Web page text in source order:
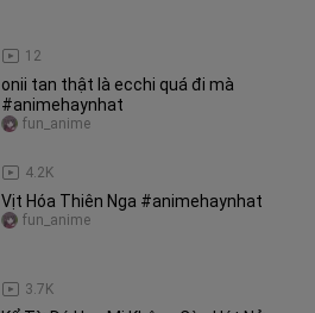
12
onii tan thật là ecchi quá đi mà
#animehaynhat
4.2K
fun_anime
Vịt Hóa Thiên Nga #animehaynhat
3.7K
fun_anime